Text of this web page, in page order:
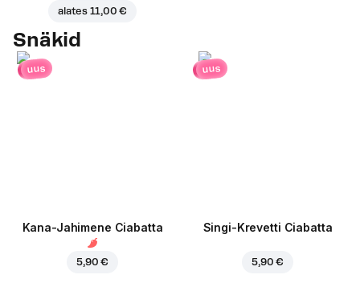
alates 11,00 €
Snäkid
uus
Kana-Jahimene Ciabatta
5,90 €
uus
Singi-Krevetti Ciabatta
5,90 €